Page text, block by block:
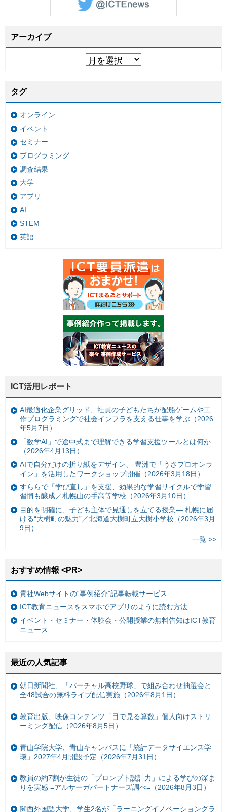
アーカイブ
タグ
オンライン
イベント
セミナー
プログラミング
調査結果
大学
アプリ
AI
STEM
英語
ICT活用レポート
AI最適化企業グリッド、社員の子どもたちが配船ゲームや工
作プログラミングで社会インフラを支える仕事を学ぶ（2026
年5月7日）
「数学AI」で途中式まで理解できる学習支援ツールとは何か
（2026年4月13日）
AIで自分だけの折り紙をデザイン、 豊洲で「うさプロオンラ
イン」を活用したワークショップ開催（2026年3月18日）
すららで「学び直し」を支援、効果的な学習サイクルで学習
習慣も醸成／札幌山の手高等学校（2026年3月10日）
目的を明確に、子ども主体で見通しを立てる授業— 札幌に届
ける“大樹町の魅力”／北海道大樹町立大樹小学校（2026年3月
9日）
一覧 >>
おすすめ情報 <PR>
貴社Webサイトの“事例紹介”記事転載サービス
ICT教育ニュースをスマホでアプリのように読む方法
イベント・セミナー・体験会・公開授業の無料告知はICT教育
ニュース
最近の人気記事
朝日新聞社、「バーチャル高校野球」で組み合わせ抽選会と
全48試合の無料ライブ配信実施（2026年8月1日）
教育出版、映像コンテンツ「目で見る算数」個人向けストリ
ーミング配信（2026年8月5日）
青山学院大学、青山キャンパスに「統計データサイエンス学
環」2027年4月開設予定（2026年7月31日）
教員の約7割が生徒の「プロンプト設計力」による学びの深ま
りを実感 =アルサーガパートナーズ調べ=（2026年8月3日）
関西外国語大学、学生2名が「ラーニングイノベーショングラ